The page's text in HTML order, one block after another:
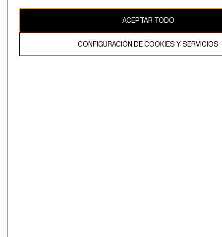
El contenido de esta página web está protegido por copyright y es
ACEPTAR TODO
CONFIGURACIÓN DE COOKIES Y SERVICIOS